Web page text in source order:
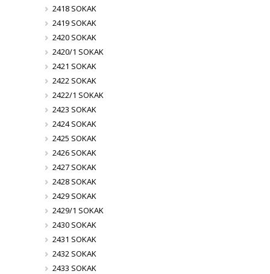
2418 SOKAK
2419 SOKAK
2420 SOKAK
2420/1 SOKAK
2421 SOKAK
2422 SOKAK
2422/1 SOKAK
2423 SOKAK
2424 SOKAK
2425 SOKAK
2426 SOKAK
2427 SOKAK
2428 SOKAK
2429 SOKAK
2429/1 SOKAK
2430 SOKAK
2431 SOKAK
2432 SOKAK
2433 SOKAK